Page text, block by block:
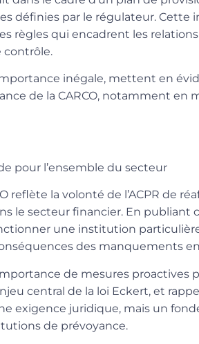
définies par le régulateur.
règles qui encadrent les
contrôle.
inégale, mettent en
de la CARCO, notamment en
pour l’ensemble du secteur
reflète la volonté de l’ACPR de
le secteur financier. En publiant
une institution
des manquements
de mesures proactives
central de la loi Eckert, et
exigence juridique, mais un
de prévoyance.